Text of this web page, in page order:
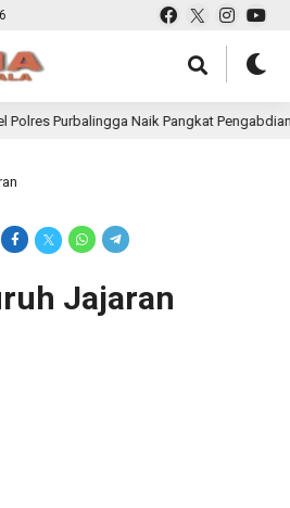
Purbalingga Naik Pangkat Pengabdian
Jajaran